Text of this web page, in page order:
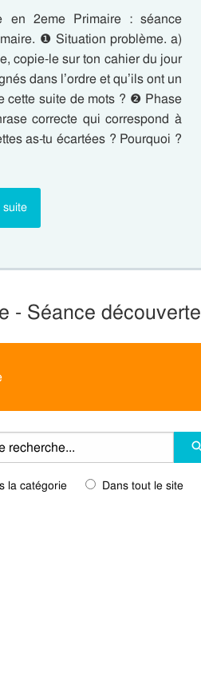
en 2eme Primaire : séance
❶ Situation problème. a)
copie-le sur ton cahier du jour
dans l’ordre et qu’ils ont un
cette suite de mots ? ❷ Phase
correcte qui correspond à
as-tu écartées ? Pourquoi ?
suite
- Séance découverte
la catégorie Dans tout le site